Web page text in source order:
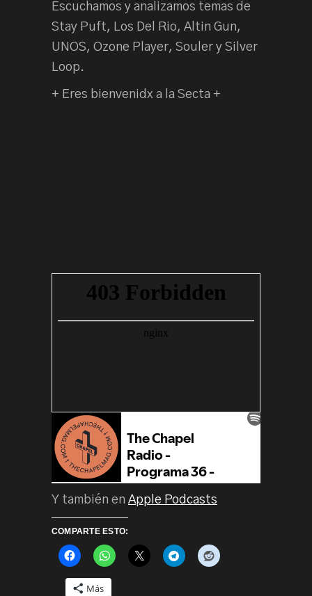
Escuchamos y analizamos temas de
Stay Puft, Los Del Rio, Altin Gun,
UNOS, Ozone Player, Souler y Silver
Loop.
+ Eres bienvenidx a la Secta +
Y también en Apple Podcasts
COMPARTE ESTO:
Más